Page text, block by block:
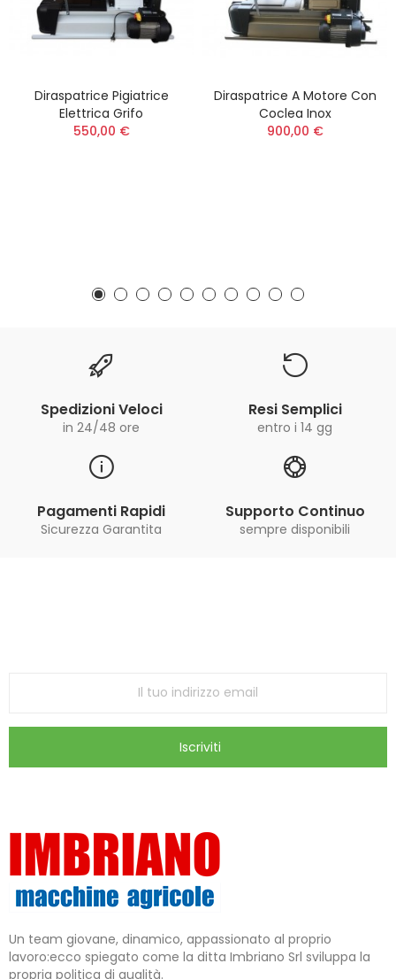
Diraspatrice Pigiatrice
Elettrica Grifo
550,00 €
Diraspatrice A Motore Con
Coclea Inox
900,00 €
Spedizioni Veloci
in 24/48 ore
Resi Semplici
entro i 14 gg
Pagamenti Rapidi
Sicurezza Garantita
Supporto Continuo
sempre disponibili
Iscriviti
Un team giovane, dinamico, appassionato al proprio
lavoro:ecco spiegato come la ditta Imbriano Srl sviluppa la
propria politica di qualità.